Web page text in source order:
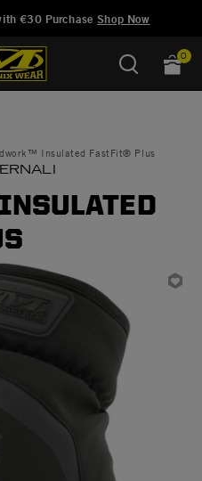
€30 PurchaseShop Now
0
Insulated FastFit® Plus
Desideri